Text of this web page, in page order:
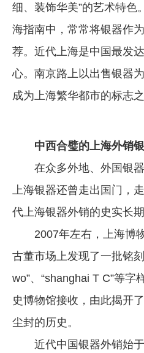
细、装饰华美”的艺术特色
海指南中，常常将银器作
荐。近代上海是中国最发
心。南京路上以出售银器
成为上海繁华都市的标志之
中西合璧的上海外销
在众多外地、外国银器
上海银器还曾走出国门，
代上海银器外销的史实长
2007年左右，上海博物
古董市场上发现了一批铭
wo”、“shanghai T C”等
史博物馆接收，由此揭开
尘封的历史。
近代中国银器外销始于